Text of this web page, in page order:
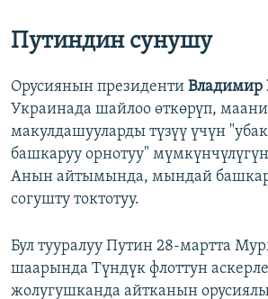
Путиндин сунушу
Орусиянын президенти Владимир
Украинада шайлоо өткөрүп,
макулдашууларды түзүү үчүн
башкаруу орнотуу"
Анын айтымында, мындай
согушту токтотуу.
Бул тууралуу Путин 28-мартта
шаарында Түндүк флоттун
жолугушканда айтканын